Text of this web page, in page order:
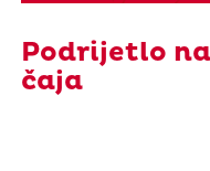
Podrijetlo
čaja